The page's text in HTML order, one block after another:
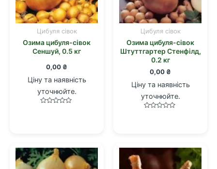
Цибуля сівок
Озима цибуля-сівок
Сеншуй, 0.5 кг
0,00 ₴
Ціну та наявність
уточнюйте.
Цибуля сівок
Озима цибуля-сівок
Штуттгартер Стенфілд,
0.2 кг
0,00 ₴
Ціну та наявність
уточнюйте.